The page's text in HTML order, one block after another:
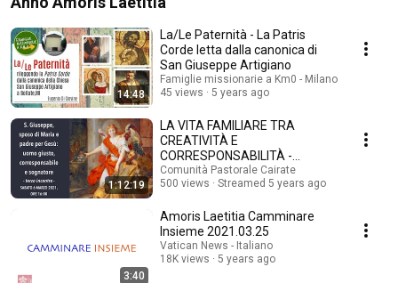
14:48
La/Le Paternità - La Patris
Corde letta dalla canonica di
San Giuseppe Artigiano
Famiglie missionarie a Km0 - Milano
45 views
5 years ago
1:12:19
LA VITA FAMILIARE TRA
CREATIVITÀ E
CORRESPONSABILITÀ -
Eugenio Di Giovine
Comunità Pastorale Cairate
500 views
Streamed 5 years ago
3:40
Amoris Laetitia Camminare
Insieme 2021.03.25
Vatican News - Italiano
18K views
5 years ago